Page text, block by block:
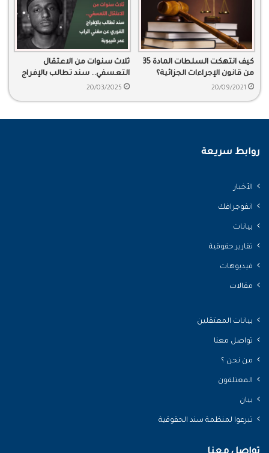
كيف انتهكت السلطات المادة 35
من قانون الإجراءات الجزائية؟
20/09/2021
ثلاث سنوات من الاعتقال
التعسفي.. سند تطالب بالإفراج
الفوري عن مغني الراب عمر
20/03/2025
روابط سريعة
الأخبار
انفوجرافك
بيانات
تقارير حقوقية
فيديوهات
مقالات
بيانات المعتقلين
تواصل معنا
من نحن ؟
المعتلقون
بيان
تبرعوا لمنظمة سند الحقوقية